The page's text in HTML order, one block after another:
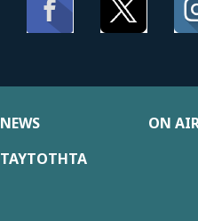
NEWS ON
ΤΑΥΤΟΤΗΤΑ